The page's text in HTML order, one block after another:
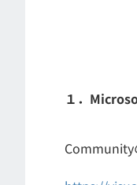
１．
Community